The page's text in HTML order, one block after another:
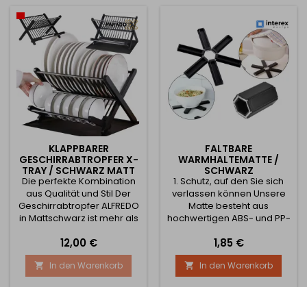
Haushaltsgegenstände
effizient aufzubewahren.
Mit 5 verstellbaren
Stielhaltern und 6
zusätzlichen Haken...
langlebig: Hergestellt...
KLAPPBARER
GESCHIRRABTROPFER X-
TRAY / SCHWARZ MATT
Die perfekte Kombination
aus Qualität und Stil Der
Geschirrabtropfer ALFREDO
in Mattschwarz ist mehr als
Ergänzung Ihrer Küche. Er
ist ein Schmuckstück, das
Ihrer Küche einen
modernen, eleganten und
Preis
12,00 €
 In den Warenkorb
FALTBARE
WARMHALTEMATTE /
SCHWARZ
1. Schutz, auf den Sie sich
verlassen können Unsere
Matte besteht aus
hochwertigen ABS- und PP-
Temperaturen von bis zu
220 °C standhalten können.
Machen Sie sich keine
Sorgen mehr über
Preis
1,85 €
 In den Warenkorb